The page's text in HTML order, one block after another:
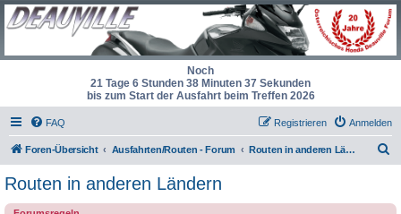
Noch
21 Tage 6 Stunden 38 Minuten 37 Sekunden
bis zum Start der Ausfahrt beim Treffen 2026
FAQ Anmelden
Registrieren
Foren-Übersicht Ausfahrten/Routen - Forum Routen in anderen Ländern
Routen in anderen Ländern